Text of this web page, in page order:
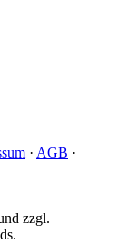
· AGB ·
zzgl.